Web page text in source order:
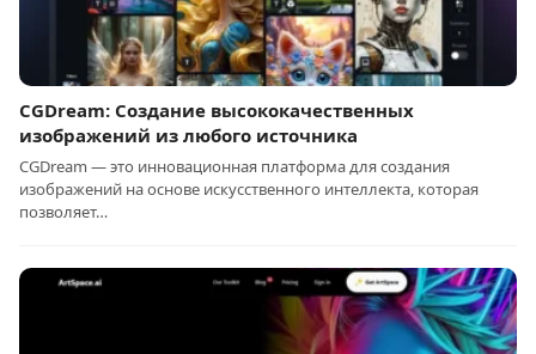
CGDream: Создание высококачественных
изображений из любого источника
CGDream — это инновационная платформа для создания
изображений на основе искусственного интеллекта, которая
позволяет…